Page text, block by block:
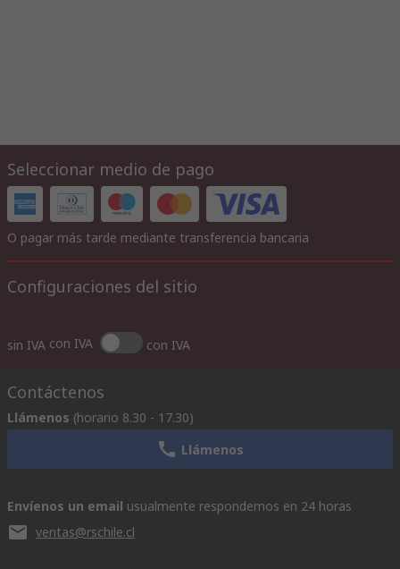
Seleccionar medio de pago
O pagar más tarde mediante transferencia bancaria
Configuraciones del sitio
sin IVA con IVA con IVA
Contáctenos
Llámenos (horario 8.30 - 17.30)
Llámenos
Envíenos un email usualmente respondemos en 24 horas
ventas@rschile.cl